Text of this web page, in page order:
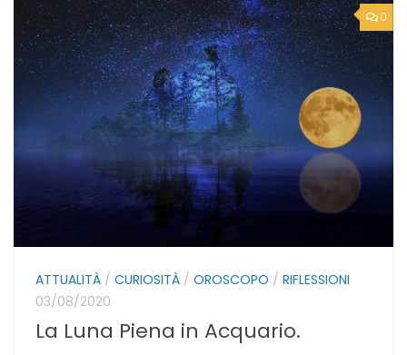
0
ATTUALITÀ / CURIOSITÀ / OROSCOPO / RIFLESSIONI
03/08/2020
La Luna Piena in Acquario.